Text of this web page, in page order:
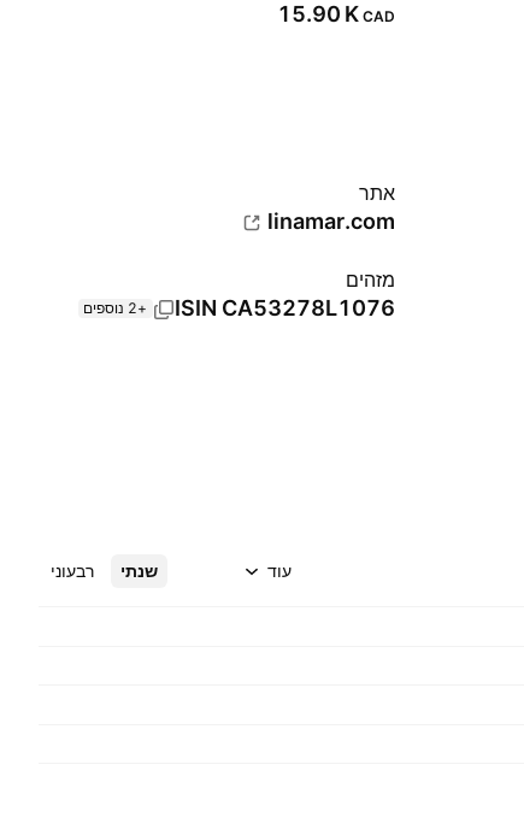
‪15.90 K‬ CAD
אתר‏
linamar.com
מזהים
ISIN CA53278L1076 +2 נוספים
שנתי רבעוני עוד